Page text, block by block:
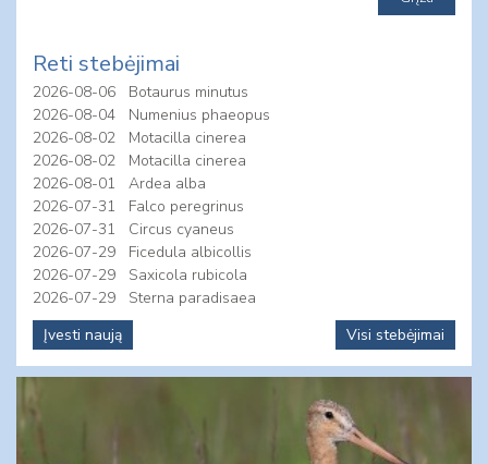
Reti stebėjimai
2026-08-06
Botaurus minutus
2026-08-04
Numenius phaeopus
2026-08-02
Motacilla cinerea
2026-08-02
Motacilla cinerea
2026-08-01
Ardea alba
2026-07-31
Falco peregrinus
2026-07-31
Circus cyaneus
2026-07-29
Ficedula albicollis
2026-07-29
Saxicola rubicola
2026-07-29
Sterna paradisaea
Įvesti naują
Visi stebėjimai